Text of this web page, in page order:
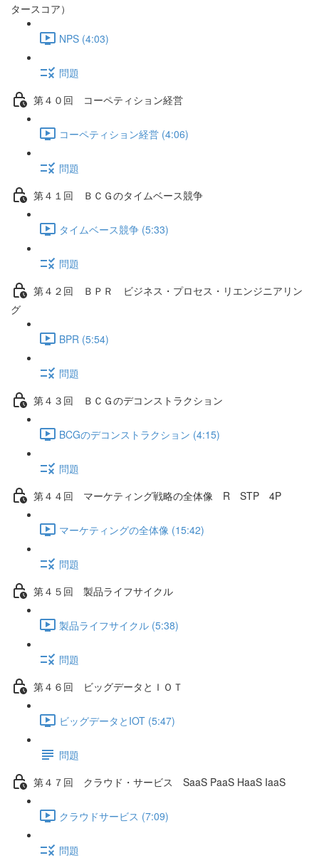
タースコア）
NPS (4:03)
問題
第４０回 コーペティション経営
コーペティション経営 (4:06)
問題
第４１回 ＢＣＧのタイムベース競争
タイムベース競争 (5:33)
問題
第４２回 ＢＰＲ ビジネス・プロセス・リエンジニアリン
グ
BPR (5:54)
問題
第４３回 ＢＣＧのデコンストラクション
BCGのデコンストラクション (4:15)
問題
第４４回 マーケティング戦略の全体像 R STP 4P
マーケティングの全体像 (15:42)
問題
第４５回 製品ライフサイクル
製品ライフサイクル (5:38)
問題
第４６回 ビッグデータとＩＯＴ
ビッグデータとIOT (5:47)
問題
第４７回 クラウド・サービス SaaS PaaS HaaS IaaS
クラウドサービス (7:09)
問題